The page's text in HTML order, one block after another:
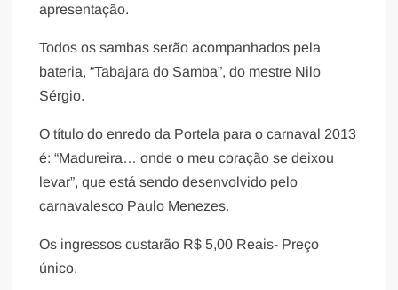
apresentação.
Todos os sambas serão acompanhados pela
bateria, “Tabajara do Samba”, do mestre Nilo
Sérgio.
O título do enredo da Portela para o carnaval 2013
é: “Madureira… onde o meu coração se deixou
levar”, que está sendo desenvolvido pelo
carnavalesco Paulo Menezes.
Os ingressos custarão R$ 5,00 Reais- Preço
único.